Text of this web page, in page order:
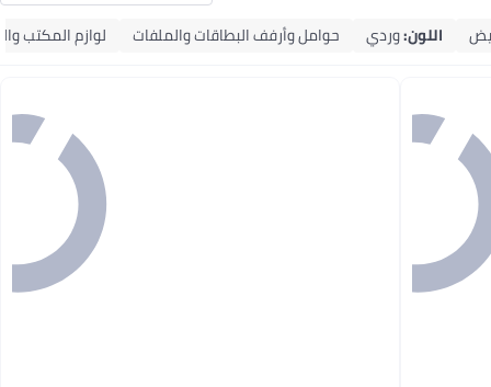
اللون:وردي حوامل وأرفف البطاقات والملفات لوازم المكتب